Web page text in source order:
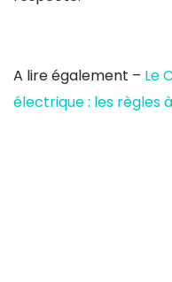
A lire également – Le
électrique : les règles